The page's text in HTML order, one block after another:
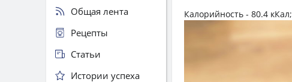
Калорийность - 80.4 кКал
Общая лента
Рецепты
Статьи
Истории успеха